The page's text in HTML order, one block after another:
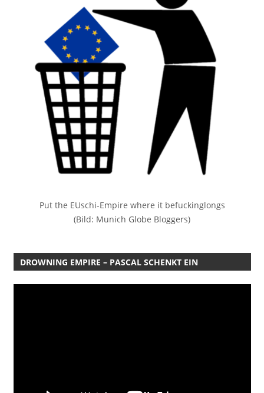
Put the EUschi-Empire where it befuckinglongs
(Bild: Munich Globe Bloggers)
DROWNING EMPIRE – PASCAL SCHENKT EIN